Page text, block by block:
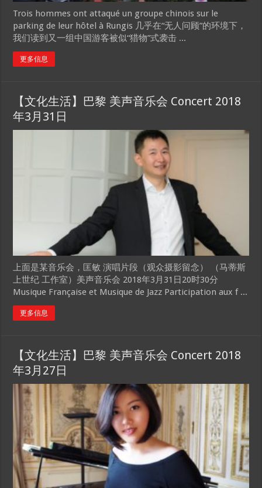
Trois hommes ont attaqué un groupe chinois sur le
parking de leur hôtel à Rungis 几乎在“无人问顾”的环境下，
我们读到又一组中国游客被似“猎物”式袭击 ...
更多信息
【文化生活】巴黎 美声音乐会 Concert 2018
年3月31日
上面是某音乐会，匡敏 演唱片段（观众摄影留念） （马蒂斯
上世纪 工作室）美声音乐会 2018年3月31日20时30分
Musique Française et Musique de Jazz Participation aux f ...
更多信息
【文化生活】巴黎 美声音乐会 Concert 2018
年3月27日